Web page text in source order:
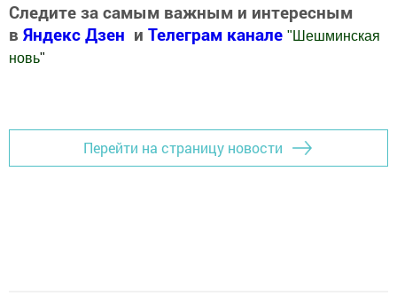
Следите за самым важным и интересным
в Яндекс Дзен и Телеграм канале " Шешминская
новь"
Перейти на страницу новости